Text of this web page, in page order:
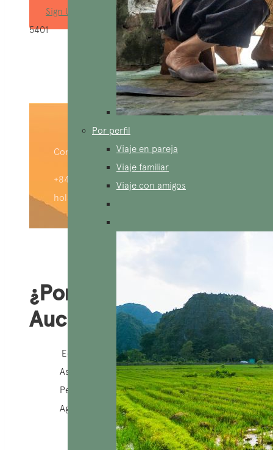
Por perfil
Viaje en pareja
Viaje familiar
Viaje con amigos
Sign Up
5401
Contáctenos :
+84 909 426 406 (WhatsApp)
hola@aucoeurvietnam.com
¿Por qué elegir
AucoeurVietnam?
Equipo local
Asistencia 24/7
Personalización al 100%
Agencia responsable